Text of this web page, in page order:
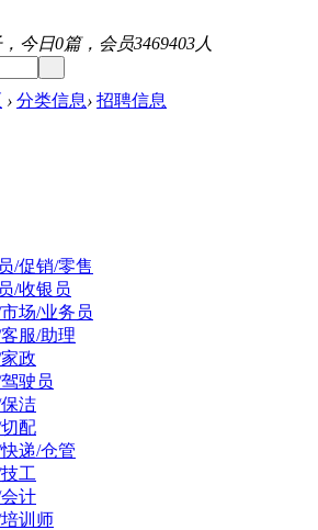
今日0篇，会员3469403人
› 分类信息› 招聘信息
/促销/零售
/收银员
场/业务员
服/助理
政
驶员
洁
配
递/仓管
工
计
训师